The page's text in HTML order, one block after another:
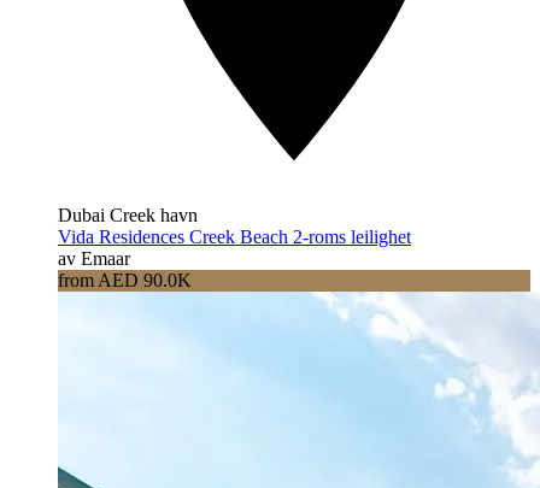
Dubai Creek havn
Vida Residences Creek Beach 2-roms leilighet
av Emaar
from AED 90.0K